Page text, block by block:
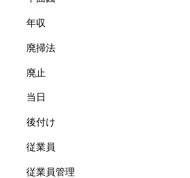
年収
廃掃法
廃止
当日
後付け
従業員
従業員管理